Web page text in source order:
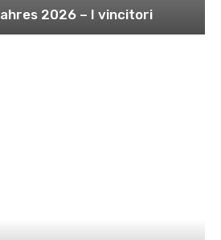
2026 – I vincitori